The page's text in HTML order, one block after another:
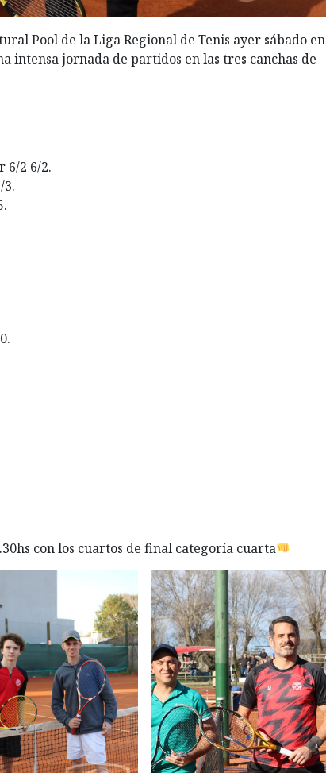
Pool de la Liga Regional de Tenis ayer sábado en
intensa jornada de partidos en las tres canchas de
6/2 6/2.
3.
con los cuartos de final categoría cuarta